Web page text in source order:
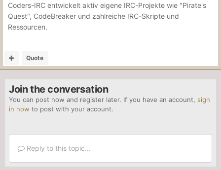
Coders-IRC entwickelt aktiv eigene IRC-Projekte wie "Pirate's
Quest", CodeBreaker und zahlreiche IRC-Skripte und
Ressourcen.
Quote
Join the conversation
You can post now and register later. If you have an account, sign
in now to post with your account.
Reply to this topic...